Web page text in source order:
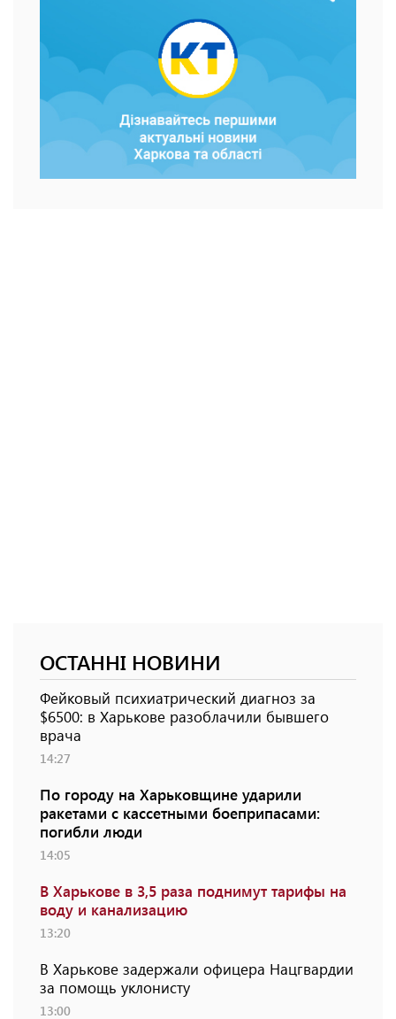
ОСТАННІ НОВИНИ
Фейковый психиатрический диагноз за
$6500: в Харькове разоблачили бывшего
врача
14:27
По городу на Харьковщине ударили
ракетами с кассетными боеприпасами:
погибли люди
14:05
В Харькове в 3,5 раза поднимут тарифы на
воду и канализацию
13:20
В Харькове задержали офицера Нацгвардии
за помощь уклонисту
13:00